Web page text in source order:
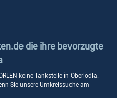
die ihre bevorzugte
keine Tankstelle in Oberlödla.
Sie unsere Umkreissuche am